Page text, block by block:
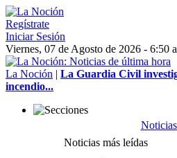
Regístrate
Iniciar Sesión
Viernes, 07 de Agosto de 2026 - 6:50
La Noción | La Guardia Civil
incendio...
Noticias más leídas